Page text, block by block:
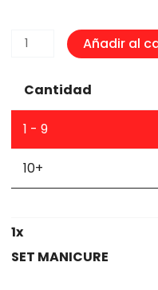
SET
MANICURE
cantidad
Añadir al
Cantidad
1 - 9
10+
1x
SET MANICURE